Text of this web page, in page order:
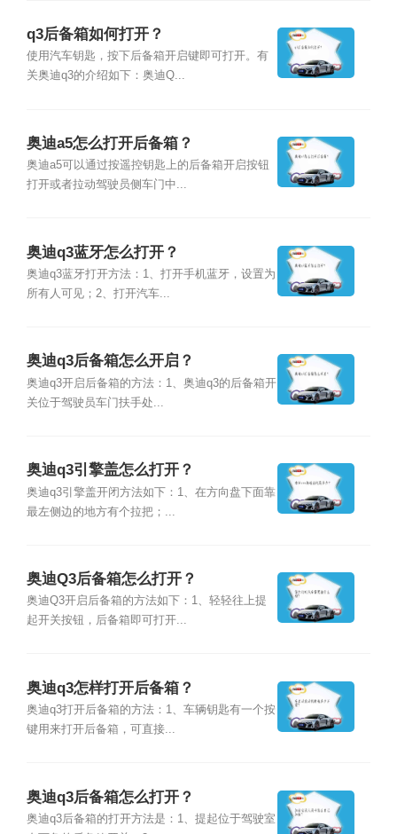
q3后备箱如何打开？
使用汽车钥匙，按下后备箱开启键即可打开。有
关奥迪q3的介绍如下：奥迪Q...
奥迪a5怎么打开后备箱？
奥迪a5可以通过按遥控钥匙上的后备箱开启按钮
打开或者拉动驾驶员侧车门中...
奥迪q3蓝牙怎么打开？
奥迪q3蓝牙打开方法：1、打开手机蓝牙，设置为
所有人可见；2、打开汽车...
奥迪q3后备箱怎么开启？
奥迪q3开启后备箱的方法：1、奥迪q3的后备箱开
关位于驾驶员车门扶手处...
奥迪q3引擎盖怎么打开？
奥迪q3引擎盖开闭方法如下：1、在方向盘下面靠
最左侧边的地方有个拉把；...
奥迪Q3后备箱怎么打开？
奥迪Q3开启后备箱的方法如下：1、轻轻往上提
起开关按钮，后备箱即可打开...
奥迪q3怎样打开后备箱？
奥迪q3打开后备箱的方法：1、车辆钥匙有一个按
键用来打开后备箱，可直接...
奥迪q3后备箱怎么打开？
奥迪q3后备箱的打开方法是：1、提起位于驾驶室